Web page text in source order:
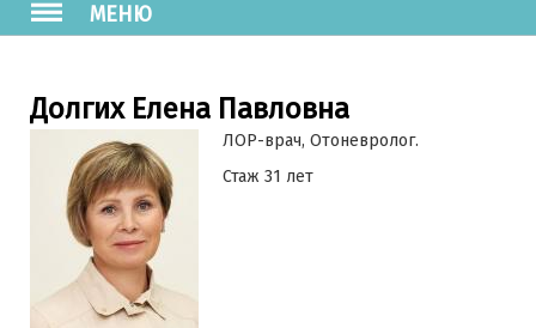
МЕНЮ
Долгих Елена Павловна
ЛОР-врач, Отоневролог.
Стаж 31 лет